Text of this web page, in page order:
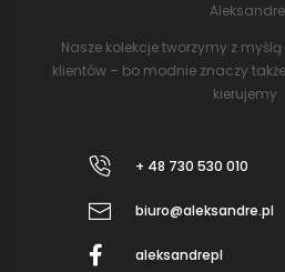
Nasze kolekcje tworzymy z
klientów – bo modnie znaczy
kierujemy.
+ 48 730 530 010
biuro@aleksandre.pl
aleksandrepl